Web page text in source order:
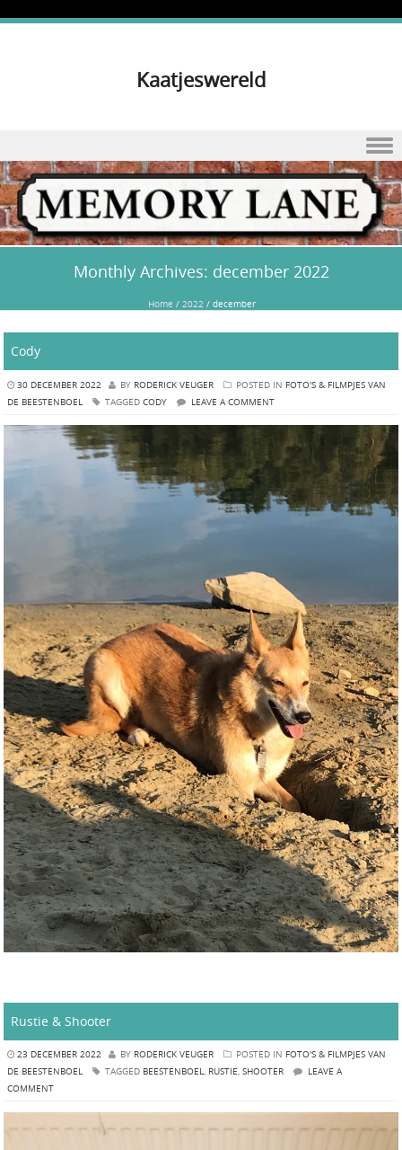
Kaatjeswereld
Skip to content
Monthly Archives: december 2022
Home / 2022/ december
Cody
30 DECEMBER 2022 BY RODERICK VEUGER POSTED IN FOTO'S & FILMPJES VAN
DE BEESTENBOEL
TAGGED CODY LEAVE A COMMENT
Rustie & Shooter
23 DECEMBER 2022 BY RODERICK VEUGER POSTED IN FOTO'S & FILMPJES VAN
DE BEESTENBOEL
TAGGED BEESTENBOEL, RUSTIE, SHOOTER
LEAVE A
COMMENT